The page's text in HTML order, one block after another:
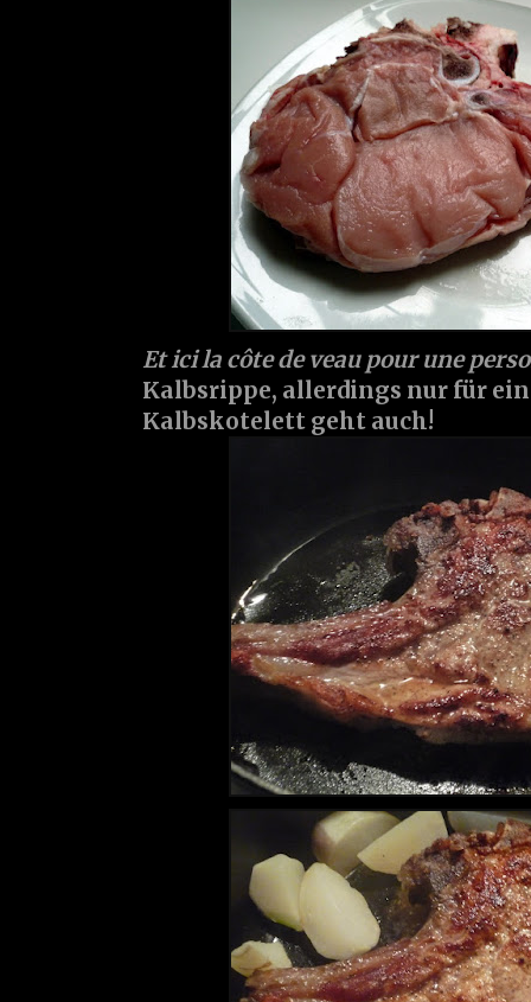
Et ici la côte de veau pour une
Kalbsrippe, allerdings nur für
Kalbskotelett geht auch!